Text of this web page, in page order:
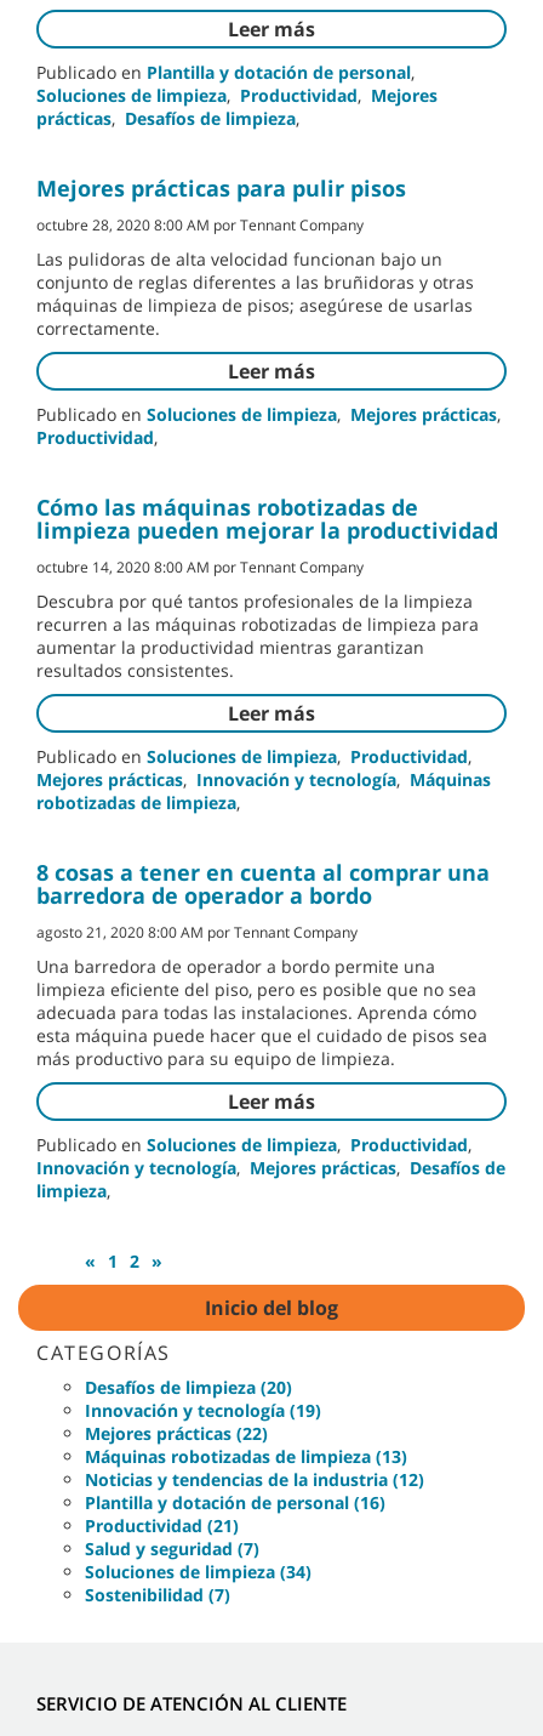
Leer más
Publicado en Plantilla y dotación de personal,
Soluciones de limpieza, Productividad, Mejores
prácticas, Desafíos de limpieza,
Mejores prácticas para pulir pisos
octubre 28, 2020 8:00 AM por Tennant Company
Las pulidoras de alta velocidad funcionan bajo un
conjunto de reglas diferentes a las bruñidoras y otras
máquinas de limpieza de pisos; asegúrese de usarlas
correctamente.
Leer más
Publicado en Soluciones de limpieza, Mejores prácticas,
Productividad,
Cómo las máquinas robotizadas de
limpieza pueden mejorar la productividad
octubre 14, 2020 8:00 AM por Tennant Company
Descubra por qué tantos profesionales de la limpieza
recurren a las máquinas robotizadas de limpieza para
aumentar la productividad mientras garantizan
resultados consistentes.
Leer más
Publicado en Soluciones de limpieza, Productividad,
Mejores prácticas, Innovación y tecnología, Máquinas
robotizadas de limpieza,
8 cosas a tener en cuenta al comprar una
barredora de operador a bordo
agosto 21, 2020 8:00 AM por Tennant Company
Una barredora de operador a bordo permite una
limpieza eficiente del piso, pero es posible que no sea
adecuada para todas las instalaciones. Aprenda cómo
esta máquina puede hacer que el cuidado de pisos sea
más productivo para su equipo de limpieza.
Leer más
Publicado en Soluciones de limpieza, Productividad,
Innovación y tecnología, Mejores prácticas, Desafíos de
limpieza,
« 1 2 »
Inicio del blog
CATEGORÍAS
Desafíos de limpieza (20)
Innovación y tecnología (19)
Mejores prácticas (22)
Máquinas robotizadas de limpieza (13)
Noticias y tendencias de la industria (12)
Plantilla y dotación de personal (16)
Productividad (21)
Salud y seguridad (7)
Soluciones de limpieza (34)
Sostenibilidad (7)
SERVICIO DE ATENCIÓN AL CLIENTE